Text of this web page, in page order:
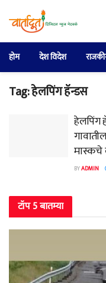
होम देश विदेश
Tag:हेलपिंग हॅन्डस
हेलपिंग
मास्कचे
BYADMIN
टॉप 5 बातम्या